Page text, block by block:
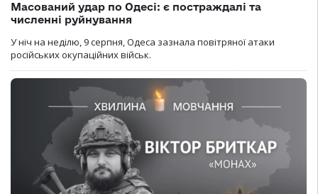
Масований удар по Одесі: є постраждалі та
численні руйнування
У ніч на неділю, 9 серпня, Одеса зазнала повітряної атаки
російських окупаційних військ.